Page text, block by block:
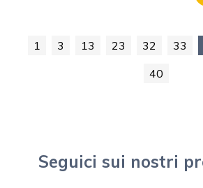
1 3 13 23 32 33
40
Seguici sui nostri